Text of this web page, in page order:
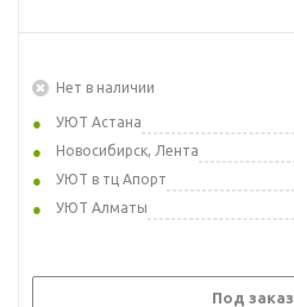
Нет в наличии
УЮТ Астана
Новосибирск, Лента
УЮТ в тц Апорт
УЮТ Алматы
Под заказ